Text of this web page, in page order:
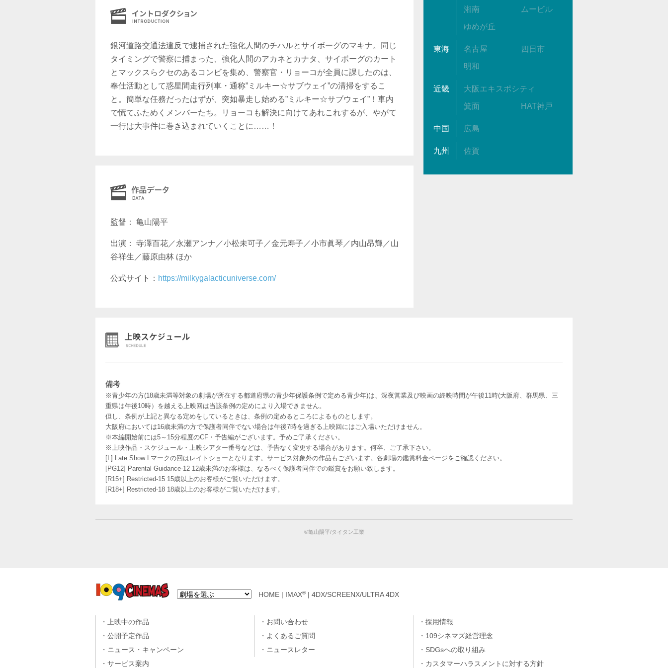
銀河道路交通法違反で逮捕された強化人間のチハルとサイボーグのマキナ。同じ
タイミングで警察に捕まった、強化人間のアカネとカナタ、サイボーグのカート
とマックスらクセのあるコンビを集め、警察官・リョーコが全員に課したのは、
奉仕活動として惑星間走行列車・通称”ミルキー☆サブウェイ”の清掃をするこ
と。簡単な任務だったはずが、突如暴走し始める”ミルキー☆サブウェイ”！車内
で慌てふためくメンバーたち。リョーコも解決に向けてあれこれするが、やがて
一行は大事件に巻き込まれていくことに……！
監督： 亀山陽平
出演： 寺澤百花／永瀬アンナ／小松未可子／金元寿子／小市眞琴／内山昂輝／山
谷祥生／藤原由林 ほか
公式サイト： https://milkygalacticuniverse.com/
湘南 ムービル
ゆめが丘
東海 名古屋 四日市
明和
近畿 大阪エキスポシティ
箕面 HAT神戸
中国 広島
九州 佐賀
備考
※青少年の方(18歳未満等対象の劇場が所在する都道府県の青少年保護条例で定める青少年)は、深夜営業及び映画の終映時間が午後11時(大阪府、群馬県、三
重県は午後10時）を越える上映回は当該条例の定めにより入場できません。
但し、条例が上記と異なる定めをしているときは、条例の定めるところによるものとします。
大阪府においては16歳未満の方で保護者同伴でない場合は午後7時を過ぎる上映回にはご入場いただけません。
※本編開始前には5～15分程度のCF・予告編がございます。予めご了承ください。
※上映作品・スケジュール・上映シアター番号などは、予告なく変更する場合があります。何卒、ご了承下さい。
[L] Late Show Lマークの回はレイトショーとなります。サービス対象外の作品もございます。各劇場の鑑賞料金ページをご確認ください。
[PG12] Parental Guidance-12 12歳未満のお客様は、なるべく保護者同伴での鑑賞をお願い致します。
[R15+] Restricted-15 15歳以上のお客様がご覧いただけます。
[R18+] Restricted-18 18歳以上のお客様がご覧いただけます。
©︎亀山陽平/タイタン工業
HOME IMAX®| 4DX/SCREENX/ULTRA 4DX
上映中の作品
公開予定作品
ニュース・キャンペーン
サービス案内
お問い合わせ
よくあるご質問
ニュースレター
採用情報
109シネマズ経営理念
SDGsへの取り組み
カスタマーハラスメントに対する方針